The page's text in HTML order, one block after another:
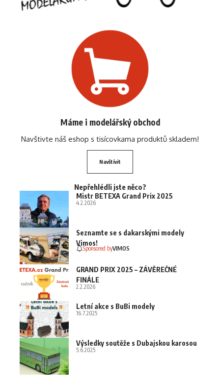
Máme i modelářský obchod
Navštivte náš eshop s tisícovkama produktů skladem!
Navštívit
Nepřehlédli jste něco?
Mistr BETEXA Grand Prix 2025
4.2.2026
Seznamte se s dakarskými modely
Vimos!
Sponsored byVIMOS
GRAND PRIX 2025 – ZÁVĚREČNÉ
FINÁLE
2.2.2026
Letní akce s BuBi modely
16.7.2025
Výsledky soutěže s Dubajskou karosou
5.6.2025